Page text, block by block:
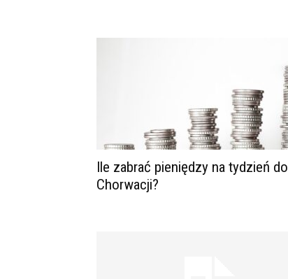
Ile zabrać pieniędzy na tydzień do
Chorwacji?